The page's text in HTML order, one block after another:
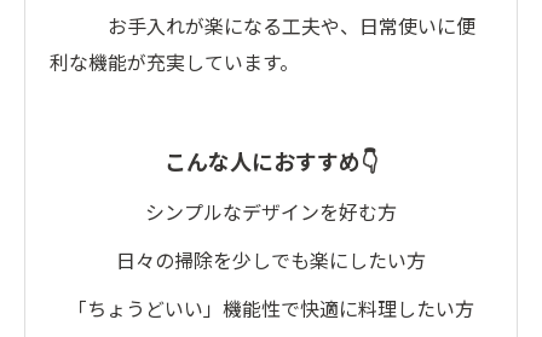
お手入れが楽になる工夫や、日常使いに便
利な機能が充実しています。
こんな人におすすめ👇
シンプルなデザインを好む方
日々の掃除を少しでも楽にしたい方
「ちょうどいい」機能性で快適に料理したい方